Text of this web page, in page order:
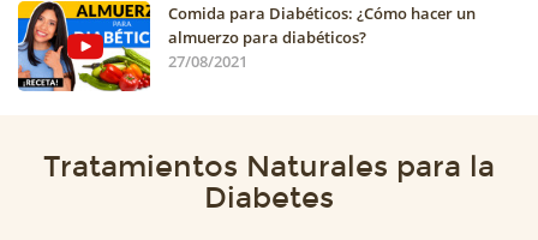
Comida para Diabéticos: ¿Cómo hacer un
almuerzo para diabéticos?
27/08/2021
Tratamientos Naturales para la
Diabetes